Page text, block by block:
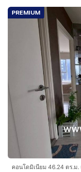
PREMIUM